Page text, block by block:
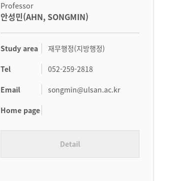
Professor
안성민(AHN, SONGMIN)
Study area 재무행정(지방행정)
Tel 052-259-2818
Email songmin@ulsan.ac.kr
Home page
Detail